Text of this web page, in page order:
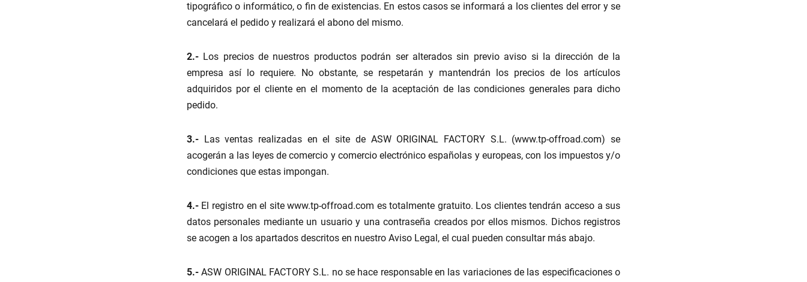
tipográfico o informático, o fin de existencias. En estos casos se informará a los clientes del error y se
cancelará el pedido y realizará el abono del mismo.
2.-Los precios de nuestros productos podrán ser alterados sin previo aviso si la dirección de la
empresa así lo requiere. No obstante, se respetarán y mantendrán los precios de los artículos
adquiridos por el cliente en el momento de la aceptación de las condiciones generales para dicho
pedido.
3.-Las ventas realizadas en el site de ASW ORIGINAL FACTORY S.L. (www.tp-offroad.com) se
acogerán a las leyes de comercio y comercio electrónico españolas y europeas, con los impuestos y/o
condiciones que estas impongan.
4.-El registro en el site www.tp-offroad.com es totalmente gratuito. Los clientes tendrán acceso a sus
datos personales mediante un usuario y una contraseña creados por ellos mismos. Dichos registros
se acogen a los apartados descritos en nuestro Aviso Legal, el cual pueden consultar más abajo.
5.-ASW ORIGINAL FACTORY S.L. no se hace responsable en las variaciones de las especificaciones o